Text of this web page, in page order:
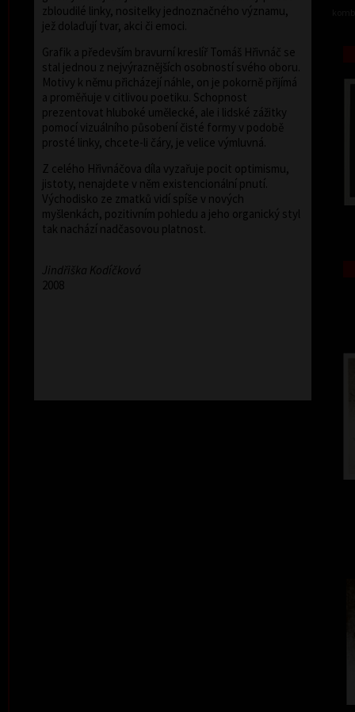
zbloudilé linky, nositelky jednoznačného významu,
jež dolaďují tvar, akci či emoci.
Grafik a především bravurní kreslíř Tomáš Hřivnáč se
stal jednou z nejvýraznějších osobností svého oboru.
Motivy k němu přicházejí náhle, on je pokorně přijímá
a proměňuje v citlivou poetiku. Schopnost
prezentovat hluboké umělecké, ale i lidské zážitky
pomocí vizuálního působení čisté formy v podobě
prosté linky, chcete-li čáry, je velice výmluvná.
Z celého Hřivnáčova díla vyzařuje pocit optimismu,
jistoty, nenajdete v něm existencionální pnutí.
Východisko ze zmatků vidí spíše v nových
myšlenkách, pozitivním pohledu a jeho organický styl
tak nachází nadčasovou platnost.
Jindřiška Kodíčková
2008